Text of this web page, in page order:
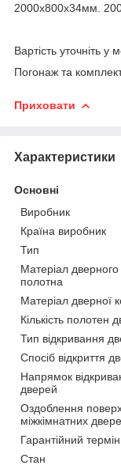
2000х800х34мм.
Вартість уточніть у
Погонаж та
Приховати
Характеристики
Основні
Виробник
Країна виробник
Тип
Матеріал дверного
полотна
Матеріал дверної
Кількість полотен
Тип відкривання
Спосіб відкриття
Напрямок
дверей
Оздоблення
міжкімнатних
Гарантійний термін
Стан